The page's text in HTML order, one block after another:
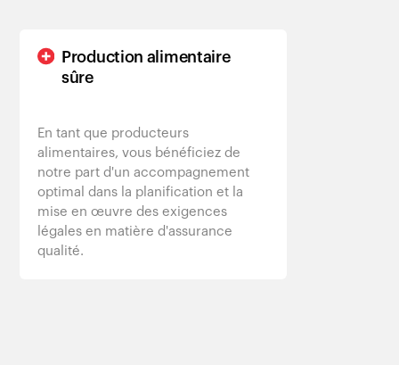
Production alimentaire
sûre
En tant que producteurs
alimentaires, vous bénéficiez de
notre part d'un accompagnement
optimal dans la planification et la
mise en œuvre des exigences
légales en matière d'assurance
qualité.